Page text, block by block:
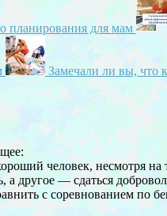
планирования для мам
Замечали ли вы, что
человек, несмотря
другое — сдаться
с соревнованием по